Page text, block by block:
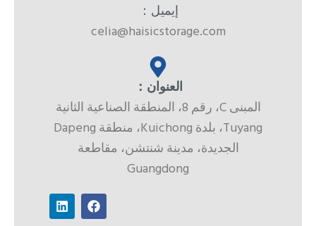
إيميل：
celia@haisicstorage.com
العنوان：
المبنى C، رقم 8، المنطقة الصناعية الثانية
Tuyang، بلدة Kuichong، منطقة Dapeng
الجديدة، مدينة شنتشن، مقاطعة
Guangdong
ف
ي
ل
ي